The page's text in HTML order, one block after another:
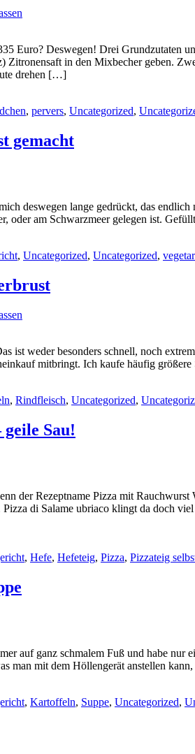
Euro? Deswegen! Drei
in den Mixbecher geben.
drehen […]
, pervers, Uncategorized,
gemacht
deswegen lange gedrückt, das
oder am Schwarzmeer gelegen ist.
, Uncategorized, Uncategorized,
ist weder besonders schnell, noch
mitbringt. Ich kaufe häufig
, Rindfleisch, Uncategorized,
Sau!
der Rezeptname Pizza mit
Pizza di Salame ubriaco klingt da doch
, Hefe, Hefeteig, Pizza, Pizzateig
auf ganz schmalem Fuß und habe
man mit dem Höllengerät anstellen
, Kartoffeln, Suppe, Uncategorized,